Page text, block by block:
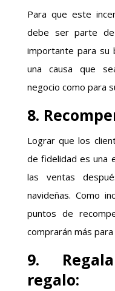
Para que este
debe ser parte
importante para su
una causa que
negocio como para
8.
Lograr que los
de fidelidad es una
las ventas
navideñas. Como
puntos de
comprarán más
9.
regalo: